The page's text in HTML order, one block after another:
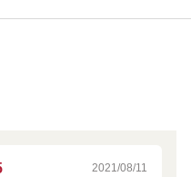
2021/08/11